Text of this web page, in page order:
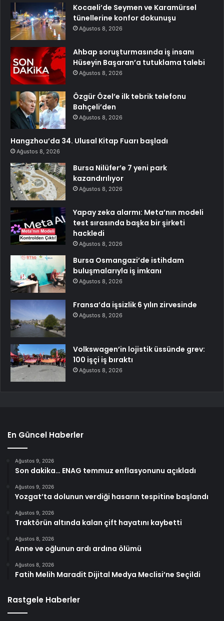
Kocaeli’de Seymen ve Karamürsel
tünellerine konfor dokunuşu
Ağustos 8, 2026
Ahbap soruşturmasında iş insanı
Hüseyin Başaran’a tutuklama talebi
Ağustos 8, 2026
Özgür Özel’e ilk tebrik telefonu
Bahçeli’den
Ağustos 8, 2026
Hangzhou’da 34. Ulusal Kitap Fuarı başladı
Ağustos 8, 2026
Bursa Nilüfer’e 7 yeni park
kazandırılıyor
Ağustos 8, 2026
Yapay zeka alarmı: Meta’nın modeli
test sırasında başka bir şirketi
hackledi
Ağustos 8, 2026
Bursa Osmangazi’de istihdam
buluşmalarıyla iş imkanı
Ağustos 8, 2026
Fransa’da işsizlik 6 yılın zirvesinde
Ağustos 8, 2026
Volkswagen’in lojistik üssünde grev:
100 işçi iş bıraktı
Ağustos 8, 2026
En Güncel Haberler
Ağustos 9, 2026
Son dakika… ENAG temmuz enflasyonunu açıkladı
Ağustos 9, 2026
Yozgat’ta dolunun verdiği hasarın tespitine başlandı
Ağustos 9, 2026
Traktörün altında kalan çift hayatını kaybetti
Ağustos 8, 2026
Anne ve oğlunun ardı ardına ölümü
Ağustos 8, 2026
Fatih Melih Maradit Dijital Medya Meclisi’ne Seçildi
Rastgele Haberler